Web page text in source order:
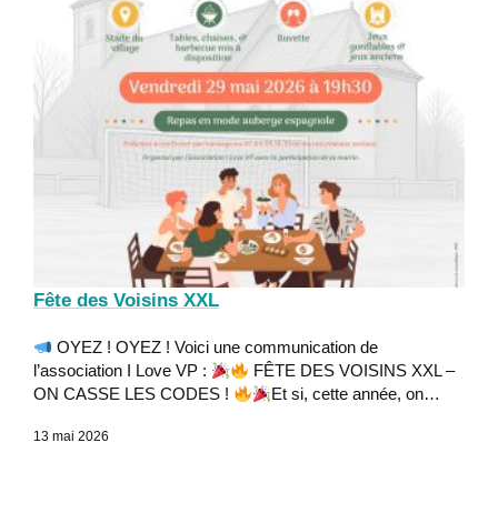
Fête des Voisins XXL
OYEZ ! OYEZ ! Voici une communication de
l’association I Love VP :
FÊTE DES VOISINS XXL –
ON CASSE LES CODES !
Et si, cette année, on…
13 mai 2026